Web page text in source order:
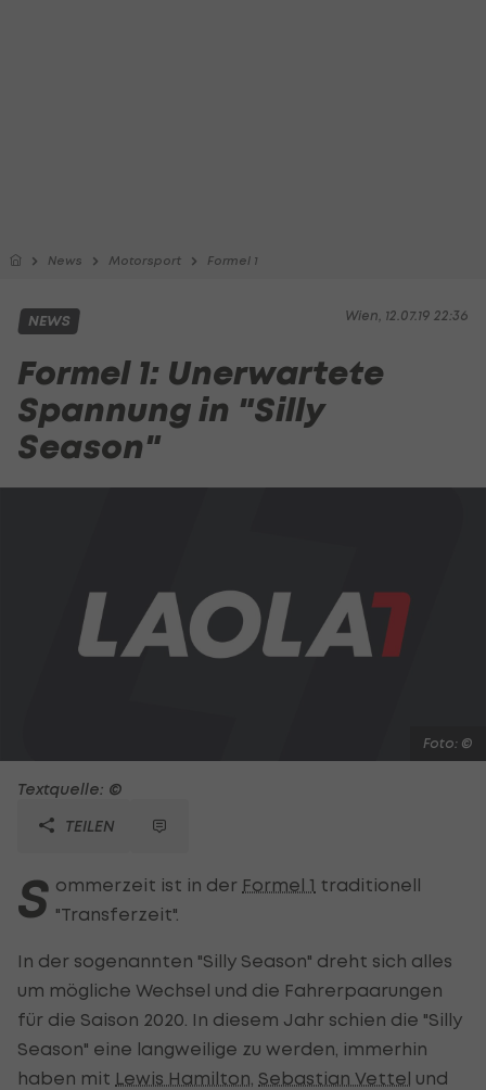
News Motorsport Formel 1
Wien, 12.07.19 22:36
NEWS
Formel 1: Unerwartete
Spannung in "Silly
Season"
Foto: ©
Textquelle: ©
TEILEN
S ommerzeit ist in der Formel 1 traditionell
"Transferzeit".
In der sogenannten "Silly Season" dreht sich alles
um mögliche Wechsel und die Fahrerpaarungen
für die Saison 2020. In diesem Jahr schien die "Silly
Season" eine langweilige zu werden, immerhin
haben mit Lewis Hamilton Sebastian Vettel und